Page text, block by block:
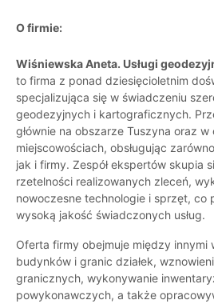
O firmie:
Wiśniewska Aneta. Usługi
to firma z ponad dziesięcioletnim
specjalizująca się w świadczeniu
geodezyjnych i kartograficznych.
głównie na obszarze Tuszyna oraz
miejscowościach, obsługując
jak i firmy. Zespół ekspertów skupia
rzetelności realizowanych zleceń,
nowoczesne technologie i sprzęt, co
wysoką jakość świadczonych usług.
Oferta firmy obejmuje między innymi
budynków i granic działek,
granicznych, wykonywanie
powykonawczych, a także